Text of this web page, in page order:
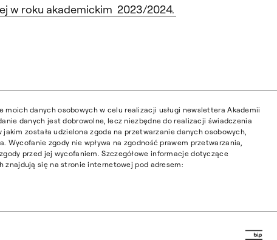
w roku akademickim 2023/2024.
moich danych osobowych w celu realizacji usługi newslettera Akademii
danych jest dobrowolne, lecz niezbędne do realizacji świadczenia
jakim została udzielona zgoda na przetwarzanie danych osobowych,
Wycofanie zgody nie wpływa na zgodność prawem przetwarzania,
przed jej wycofaniem. Szczegółowe informacje dotyczące
znajdują się na stronie internetowej pod adresem: